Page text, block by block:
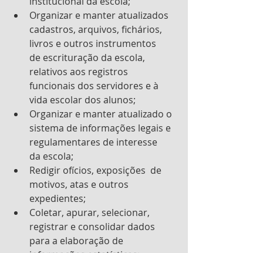
Organizar e manter atualizados
cadastros, arquivos, fichários,
livros e outros instrumentos
de escrituração da escola,
relativos aos registros
funcionais dos servidores e à
vida escolar dos alunos;
Organizar e manter atualizado o
sistema de informações legais e
regulamentares de interesse
da escola;
Redigir ofícios, exposições  de
motivos, atas e outros
expedientes;
Coletar, apurar, selecionar,
registrar e consolidar dados
para a elaboração de